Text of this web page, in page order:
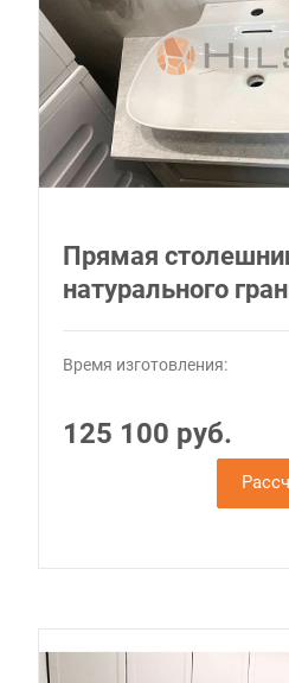
Прямая
натурального
Время изготовления:
125 100 руб.